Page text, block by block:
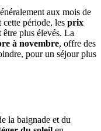
aux mois de
cette période, les prix
être plus élevés. La
à novembre, offre des
pour un séjour plus
la baignade et du